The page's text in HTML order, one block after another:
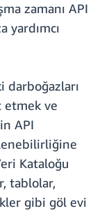
zamanı API
yardımcı
ve
API
Kataloğu
tablolar,
gibi göl evi